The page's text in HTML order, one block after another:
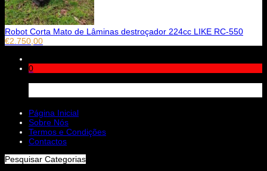
Robot Corta Mato de Lâminas destroçador 224cc LIKE RC-550
€2.750,00
0
Página Inicial
Sobre Nós
Termos e Condições
Contactos
Pesquisar Categorias